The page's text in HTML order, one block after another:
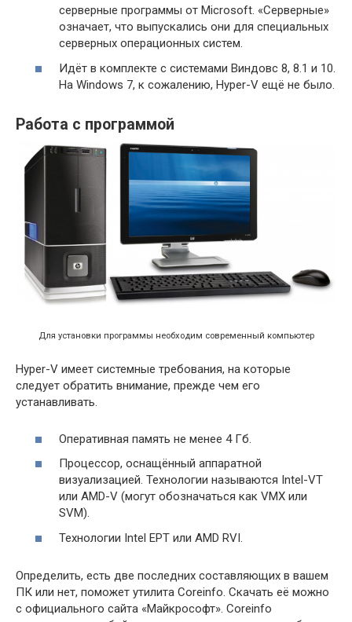
серверные программы от Microsoft. «Серверные»
означает, что выпускались они для специальных
серверных операционных систем.
Идёт в комплекте с системами Виндовс 8, 8.1 и 10.
На Windows 7, к сожалению, Hyper-V ещё не было.
Работа с программой
Для установки программы необходим современный компьютер
Hyper-V имеет системные требования, на которые
следует обратить внимание, прежде чем его
устанавливать.
Оперативная память не менее 4 Гб.
Процессор, оснащённый аппаратной
визуализацией. Технологии называются Intel-VT
или AMD-V (могут обозначаться как VMX или
SVM).
Технологии Intel EPT или AMD RVI.
Определить, есть две последних составляющих в вашем
ПК или нет, поможет утилита Coreinfo. Скачать её можно
с официального сайта «Майкрософт». Coreinfo